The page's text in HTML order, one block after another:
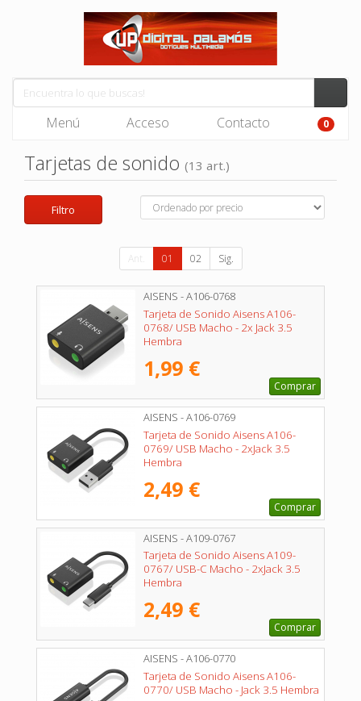
Menú Acceso Contacto 0
Tarjetas de sonido (13 art.)
Filtro
Ant. 01 02 Sig.
AISENS - A106-0768
Tarjeta de Sonido Aisens A106-
0768/ USB Macho - 2x Jack 3.5
Hembra
1,99 €
Comprar
AISENS - A106-0769
Tarjeta de Sonido Aisens A106-
0769/ USB Macho - 2xJack 3.5
Hembra
2,49 €
Comprar
AISENS - A109-0767
Tarjeta de Sonido Aisens A109-
0767/ USB-C Macho - 2xJack 3.5
Hembra
2,49 €
Comprar
AISENS - A106-0770
Tarjeta de Sonido Aisens A106-
0770/ USB Macho - Jack 3.5 Hembra